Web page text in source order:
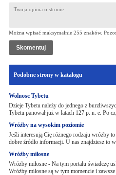
Można wpisać maksymalnie 255 znaków.
Podobne strony w katalogu
Wolnosc Tybetu
Dzieje Tybetu należy do jednego z
Tybetu panował już w latach 127 p. n. e. Po
Wróżby na wysokim poziomie
Jeśli interesują Cię różnego rodzaju wróżby
dobre źródło informacji. U nas znajdziesz to
Wróżby miłosne
Wróżby miłosne - Na tym portalu świadczę
Wróżby miłosne są w tym momencie i